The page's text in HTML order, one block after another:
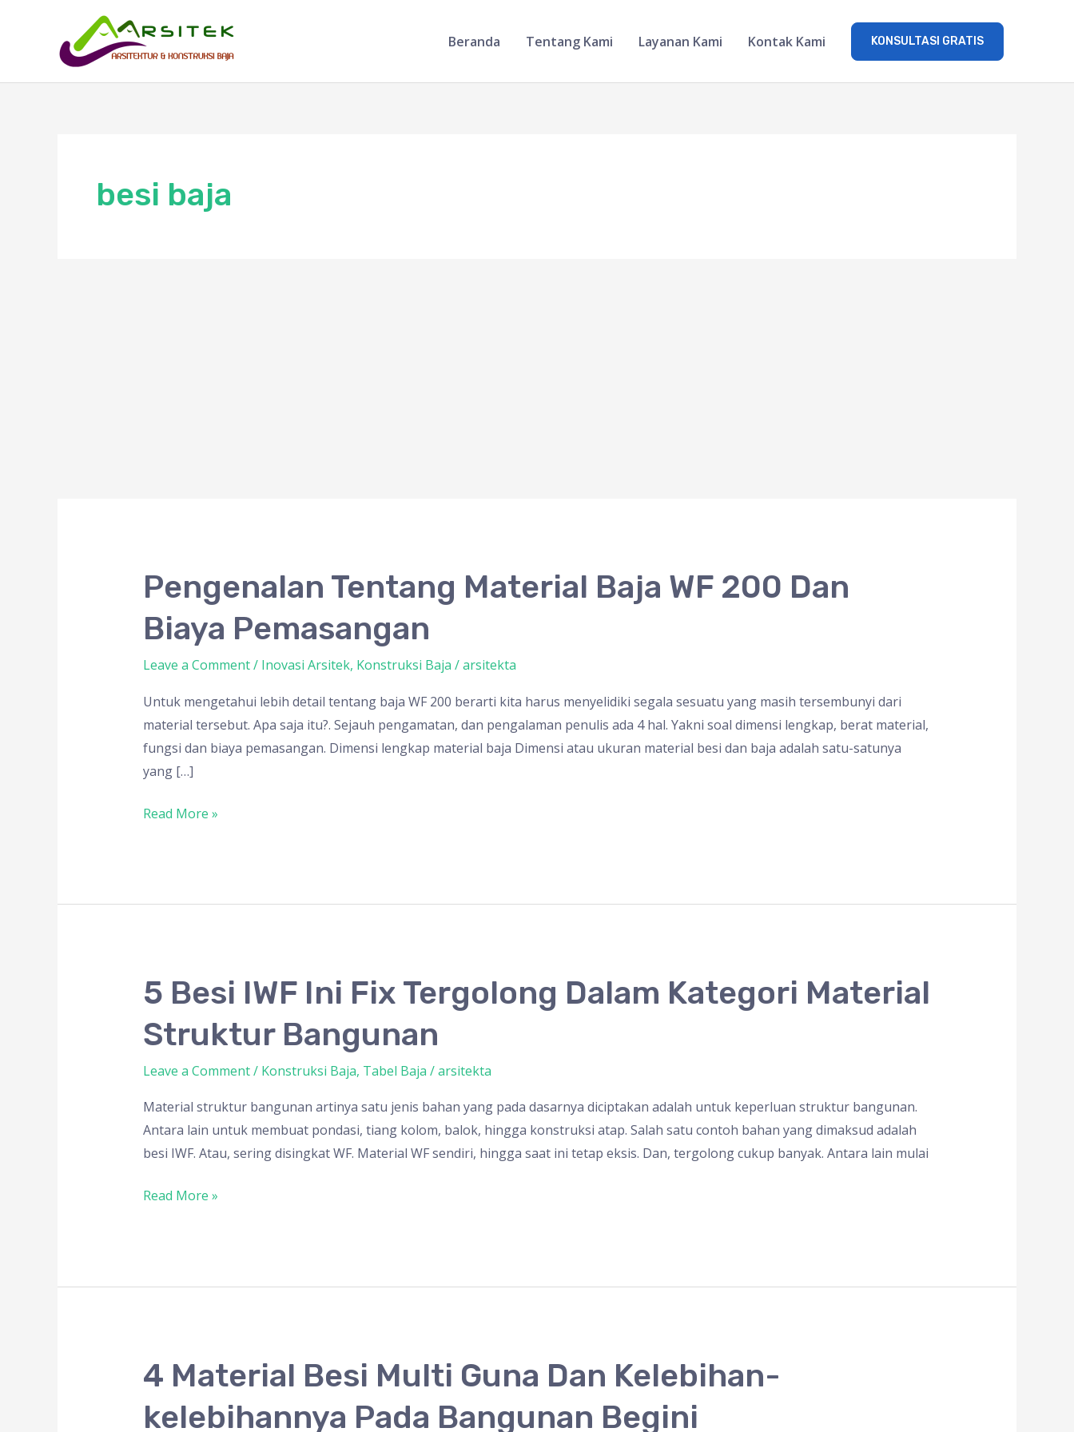
Beranda Tentang Kami Layanan Kami Kontak Kami KONSULTASI GRATIS
besi baja
Pengenalan Tentang Material Baja WF 200 Dan
Biaya Pemasangan
Leave a Comment/ Inovasi Arsitek, Konstruksi Baja /arsitekta
Untuk mengetahui lebih detail tentang baja WF 200 berarti kita harus menyelidiki segala sesuatu yang masih tersembunyi dari
material tersebut. Apa saja itu?. Sejauh pengamatan, dan pengalaman penulis ada 4 hal. Yakni soal dimensi lengkap, berat material,
fungsi dan biaya pemasangan. Dimensi lengkap material baja Dimensi atau ukuran material besi dan baja adalah satu-satunya
yang […]
Pengenalan
Tentang
Material
WF
200
Dan
Biaya
Pemasangan
Read More »
5 Besi IWF Ini Fix Tergolong Dalam Kategori Material
Struktur Bangunan
Leave a Comment/ Konstruksi Baja, Tabel Baja /arsitekta
Material struktur bangunan artinya satu jenis bahan yang pada dasarnya diciptakan adalah untuk keperluan struktur bangunan.
Antara lain untuk membuat pondasi, tiang kolom, balok, hingga konstruksi atap. Salah satu contoh bahan yang dimaksud adalah
besi IWF. Atau, sering disingkat WF. Material WF sendiri, hingga saat ini tetap eksis. Dan, tergolong cukup banyak. Antara lain mulai
5
Besi
IWF
Fix
Tergolong
Dalam
Kategori
Struktur
Read More »
4 Material Besi Multi Guna Dan Kelebihan-
kelebihannya Pada Bangunan Begini
Material
Besi